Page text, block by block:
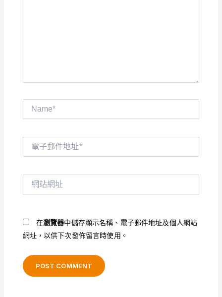
在瀏覽器中儲存顯示名稱、電子郵件地址及個人網站
網址，以供下次發佈留言時使用。